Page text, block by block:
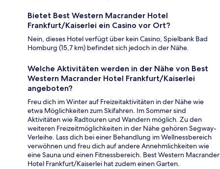
Bietet Best Western Macrander Hotel
Frankfurt/Kaiserlei ein Casino vor Ort?
Nein, dieses Hotel verfügt über kein Casino, Spielbank Bad
Homburg (15,7 km) befindet sich jedoch in der Nähe.
Welche Aktivitäten werden in der Nähe von Best
Western Macrander Hotel Frankfurt/Kaiserlei
angeboten?
Freu dich im Winter auf Freizeitaktivitäten in der Nähe wie
etwa Möglichkeiten zum Skifahren. Im Sommer sind
Aktivitäten wie Radtouren und Wandern möglich. Zu den
weiteren Freizeitmöglichkeiten in der Nähe gehören Segway-
Verleihe. Lass dich bei einer Behandlung im Wellnessbereich
verwöhnen und freu dich auf andere Annehmlichkeiten wie
eine Sauna und einen Fitnessbereich. Best Western Macrander
Hotel Frankfurt/Kaiserlei hat zudem einen Garten.